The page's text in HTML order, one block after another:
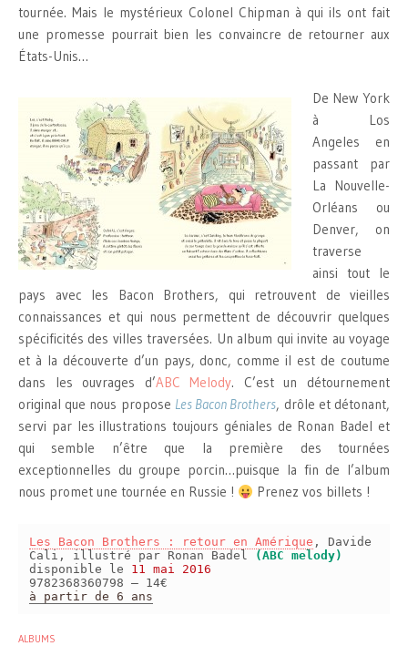
tournée. Mais le mystérieux Colonel Chipman à qui ils ont fait
une promesse pourrait bien les convaincre de retourner aux
États-Unis…
De New York
à Los
Angeles en
passant par
La Nouvelle-
Orléans ou
Denver, on
traverse
ainsi tout le
pays avec les Bacon Brothers, qui retrouvent de vieilles
connaissances et qui nous permettent de découvrir quelques
spécificités des villes traversées. Un album qui invite au voyage
et à la découverte d’un pays, donc, comme il est de coutume
dans les ouvrages d’ABC Melody. C’est un détournement
original que nous propose Les Bacon Brothers, drôle et détonant,
servi par les illustrations toujours géniales de Ronan Badel et
qui semble n’être que la première des tournées
exceptionnelles du groupe porcin…puisque la fin de l’album
nous promet une tournée en Russie !
Prenez vos billets !
Les Bacon Brothers : retour en Amérique , Davide
Cali, illustré par Ronan Badel
(ABC melody)
disponible le 11 mai 2016
9782368360798 – 14€
à partir de 6 ans
ALBUMS